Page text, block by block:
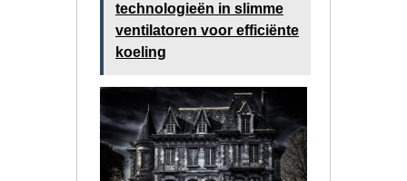
technologieën in slimme
ventilatoren voor efficiënte
koeling